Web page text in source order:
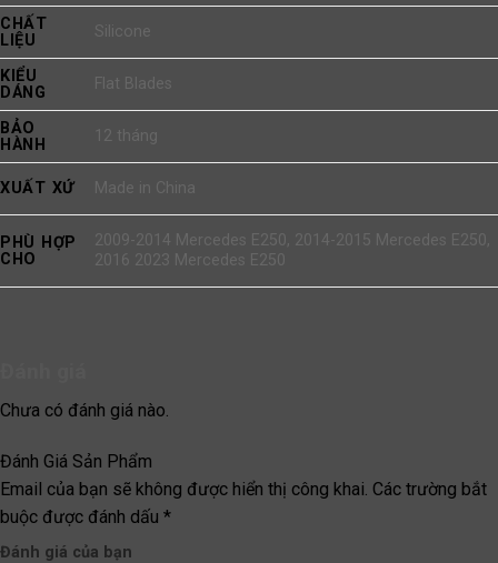
CHẤT
LIỆU
Silicone
KIỂU
DÁNG
Flat Blades
BẢO
HÀNH
12 tháng
XUẤT XỨ Made in China
PHÙ HỢP
CHO
2009-2014 Mercedes E250, 2014-2015 Mercedes E250,
2016 2023 Mercedes E250
Chưa có đánh giá nào.
Đánh Giá Sản Phẩm
Email của bạn sẽ không được hiển thị công khai. Các trường bắt
buộc được đánh dấu *
Đánh giá của bạn